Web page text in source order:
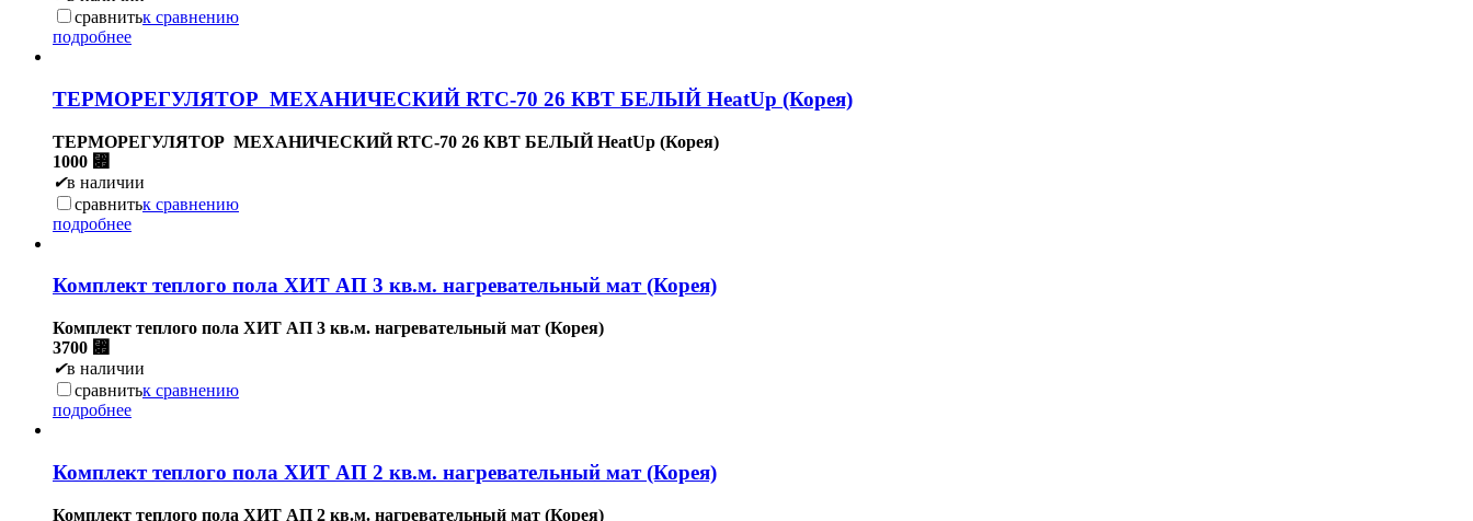
сравнитьк сравнению
подробнее
ТЕРМОРЕГУЛЯТОР МЕХАНИЧЕСКИЙ RTC-70 26 КВТ БЕЛЫЙ HeatUp (Корея)
ТЕРМОРЕГУЛЯТОР МЕХАНИЧЕСКИЙ RTC-70 26 КВТ БЕЛЫЙ HeatUp (Корея)
1000 ⃏
✔в наличии
сравнитьк сравнению
подробнее
Комплект теплого пола ХИТ АП 3 кв.м. нагревательный мат (Корея)
Комплект теплого пола ХИТ АП 3 кв.м. нагревательный мат (Корея)
3700 ⃏
✔в наличии
сравнитьк сравнению
подробнее
Комплект теплого пола ХИТ АП 2 кв.м. нагревательный мат (Корея)
Комплект теплого пола ХИТ АП 2 кв.м. нагревательный мат (Корея)